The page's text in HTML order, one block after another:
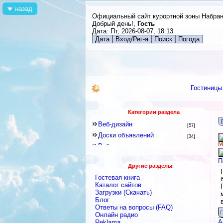
Официальный сайт курортной зоны
Добрый день!, Гость
Дата: Пт, 2026-08-07, 18:13
Дата
Вход/Рег-я Поиск Погода
Гостиницы
Категории раздела
Веб-дизайн [57]
Доски объявлений [34]
Веб-программирование
Знакомства и Общение
Каталоги
Скрипты
Блоги
Интернет-сервисы, Интернет-
услуги
Другие разделы
Гостевая книга
Каталог сайтов
Загрузки (Скачать)
Блог
Ответы на вопросы (FAQ)
Онлайн радио
назад